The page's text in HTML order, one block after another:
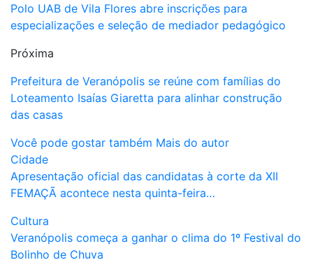
Polo UAB de Vila Flores abre inscrições para
especializações e seleção de mediador pedagógico
Próxima
Prefeitura de Veranópolis se reúne com famílias do
Loteamento Isaías Giaretta para alinhar construção
das casas
Você pode gostar também Mais do autor
Cidade
Apresentação oficial das candidatas à corte da XII
FEMAÇÃ acontece nesta quinta-feira…
Cultura
Veranópolis começa a ganhar o clima do 1º Festival do
Bolinho de Chuva